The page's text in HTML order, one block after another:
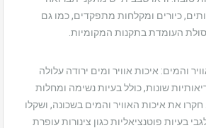
כיורים ומקלחות מתפקדים, כמו גם
העומדת בתקנות המקומיות.
והמים: איכות אוויר ומים ירודה עלולה
שונות, כולל בעיות נשימה ומחלות
את איכות האוויר והמים בשכונה, ושקלו
בעיות פוטנציאליות כגון צינורות עופרת